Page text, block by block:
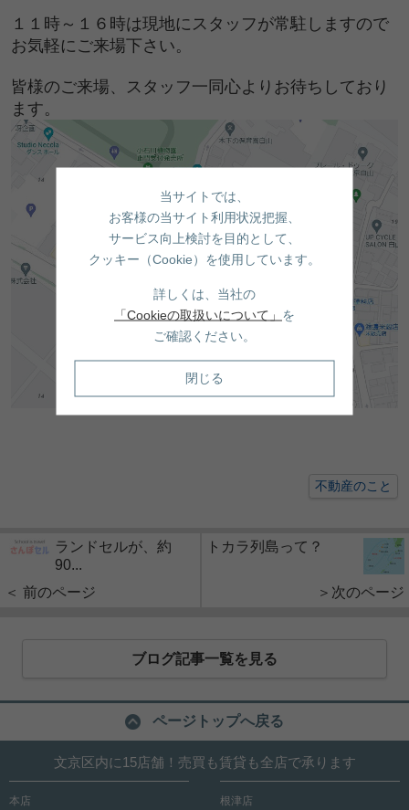
１１時～１６時は現地にスタッフが常駐しますので
お気軽にご来場下さい。
皆様のご来場、スタッフ一同心よりお待ちしており
ます。
不動産のこと
ランドセルが、約
90...
＜ 前のページ
トカラ列島って？
＞次のページ
ブログ記事一覧を見る
ページトップへ戻る
文京区内に15店舗！売買も賃貸も全店で承ります
本店 根津店
当サイトでは、
お客様の当サイト利用状況把握、
サービス向上検討を目的として、
クッキー（Cookie）を使用しています。
詳しくは、当社の
「Cookieの取扱いについて」 を
ご確認ください。
閉じる